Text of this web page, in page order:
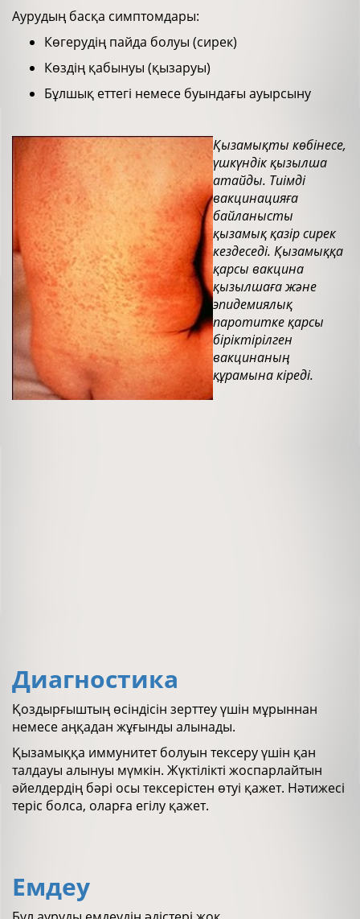
Аурудың басқа симптомдары:
Көгерудің пайда болуы (сирек)
Көздің қабынуы (қызаруы)
Бұлшық еттегі немесе буындағы ауырсыну
Қызамықты көбінесе,
үшкүндік қызылша
атайды. Тиімді
вакцинацияға
байланысты
қызамық қазір сирек
кездеседі. Қызамыққа
қарсы вакцина
қызылшаға және
эпидемиялық
паротитке қарсы
біріктірілген
вакцинаның
құрамына кіреді.
Диагностика
Қоздырғыштың өсіндісін зерттеу үшін мұрыннан
немесе аңқадан жұғынды алынады.
Қызамыққа иммунитет болуын тексеру үшін қан
талдауы алынуы мүмкін. Жүктілікті жоспарлайтын
әйелдердің бәрі осы тексерістен өтуі қажет. Нәтижесі
теріс болса, оларға егілу қажет.
Емдеу